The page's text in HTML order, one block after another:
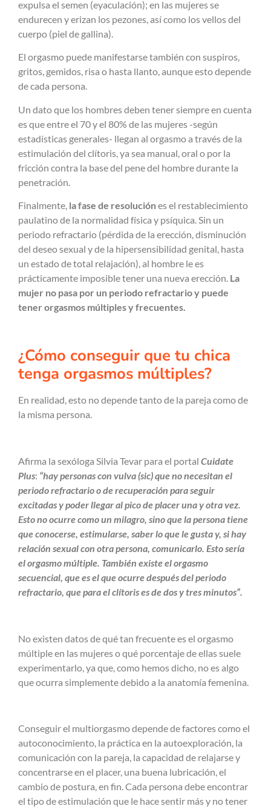
expulsa el semen (eyaculación); en las mujeres se
endurecen y erizan los pezones, así como los vellos del
cuerpo (piel de gallina).
El orgasmo puede manifestarse también con suspiros,
gritos, gemidos, risa o hasta llanto, aunque esto depende
de cada persona.
Un dato que los hombres deben tener siempre en cuenta
es que entre el 70 y el 80% de las mujeres -según
estadísticas generales- llegan al orgasmo a través de la
estimulación del clítoris, ya sea manual, oral o por la
fricción contra la base del pene del hombre durante la
penetración.
Finalmente, la fase de resoluciónes el restablecimiento
paulatino de la normalidad física y psíquica. Sin un
periodo refractario (pérdida de la erección, disminución
del deseo sexual y de la hipersensibilidad genital, hasta
un estado de total relajación), al hombre le es
prácticamente imposible tener una nueva erección. La
mujer no pasa por un periodo refractario y puede
tener orgasmos múltiples y frecuentes.
¿Cómo conseguir que tu chica
tenga orgasmos múltiples?
En realidad, esto no depende tanto de la pareja como de
la misma persona.
Afirma la sexóloga Silvia Tevar para el portal Cuidate
Plus: “hay personas con vulva (sic) que no necesitan el
periodo refractario o de recuperación para seguir
excitadas y poder llegar al pico de placer una y otra vez.
Esto no ocurre como un milagro, sino que la persona tiene
que conocerse, estimularse, saber lo que le gusta y, si hay
relación sexual con otra persona, comunicarlo. Esto sería
el orgasmo múltiple. También existe el orgasmo
secuencial, que es el que ocurre después del periodo
refractario, que para el clítoris es de dos y tres minutos”.
No existen datos de qué tan frecuente es el orgasmo
múltiple en las mujeres o qué porcentaje de ellas suele
experimentarlo, ya que, como hemos dicho, no es algo
que ocurra simplemente debido a la anatomía femenina.
Conseguir el multiorgasmo depende de factores como el
autoconocimiento, la práctica en la autoexploración, la
comunicación con la pareja, la capacidad de relajarse y
concentrarse en el placer, una buena lubricación, el
cambio de postura, en fin. Cada persona debe encontrar
el tipo de estimulación que le hace sentir más y no tener